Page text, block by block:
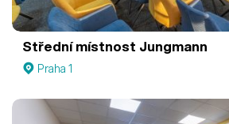
Střední místnost Jungmann
Praha 1